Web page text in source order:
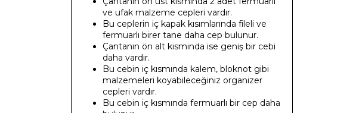
ve ufak malzeme cepleri vardır.
Bu ceplerin iç kapak kısımlarında fileli ve
fermuarlı birer tane daha cep bulunur.
Çantanın ön alt kısmında ise geniş bir cebi
daha vardır.
Bu cebin iç kısmında kalem, bloknot gibi
malzemeleri koyabileceğiniz organizer
cepleri vardır.
Bu cebin iç kısmında fermuarlı bir cep daha